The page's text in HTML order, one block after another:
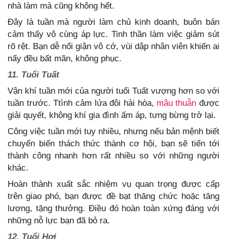
nhà làm mà cũng không hết.
Đây là tuần mà người làm chủ kinh doanh, buôn bán
cảm thấy vô cùng áp lực. Tinh thần làm việc giảm sút
rõ rệt. Bạn dễ nổi giận vô cớ, vùi dập nhân viên khiến ai
nấy đều bất mãn, không phục.
11. Tuổi Tuất
Vận khí tuần mới của người tuổi Tuất vượng hơn so với
tuần trước. Ttình cảm lứa đôi hài hòa, mâu thuẫn được
giải quyết, không khí gia đình ấm áp, tưng bừng trở lại.
Công việc tuần mới tuy nhiều, nhưng nếu bản mệnh biết
chuyển biến thách thức thành cơ hội, bạn sẽ tiến tới
thành công nhanh hơn rất nhiều so với những người
khác.
Hoàn thành xuất sắc nhiệm vụ quan trọng được cấp
trên giao phó, bạn được đề bạt thăng chức hoặc tăng
lương, tặng thưởng. Điều đó hoàn toàn xứng đáng với
những nỗ lực bạn đã bỏ ra.
12. Tuổi Hợi